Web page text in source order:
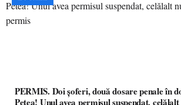
PERMIS. Doi șoferi, două dosare penale în
Petea! Unul avea permisul suspendat,